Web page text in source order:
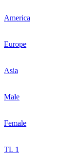
America
Europe
Asia
Male
Female
TL 1